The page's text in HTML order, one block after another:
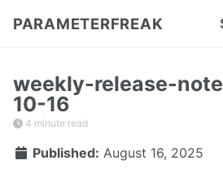
PARAMETERFREAK
weekly-release-
10-16
4 minute read
Published: August 16, 2025